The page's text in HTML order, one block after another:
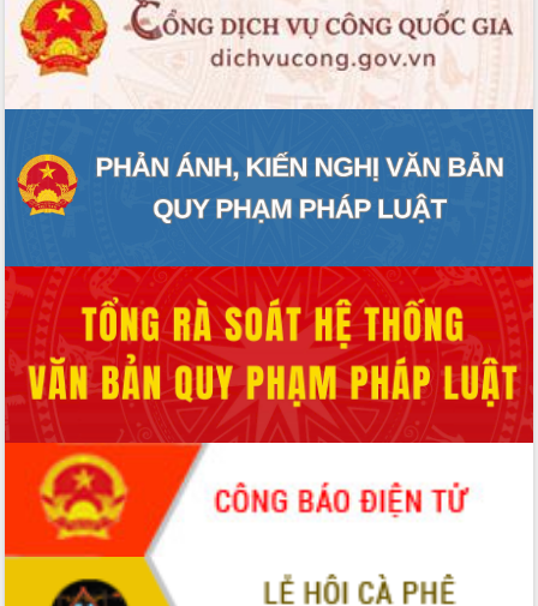
Đoàn đại biểu Quốc hội tỉnh Đắk Lắk
trao đổi thông tin trước Kỳ họp thứ
nhất, Quốc hội khóa XVI
Quyết liệt cải cách hành chính, khơi
thông nguồn lực phát triển
tỉnh thông qua hiện đại hóa hành chính
Xã Ea Phê gắn cải cách hành chính với
chuyển đổi số
Hồ Thị Nguyên Thảo làm việc tại Trung
tâm Phục vụ hành chính công xã Ea
Phê
Xây dựng nền hành chính số đồng
hành cùng nông dân dân, doanh nghiệp
Giai đoạn 2026-2030, Đắk Lắk phấn
đấu có 77% xã đạt chuẩn nông thôn
Chuyển đổi số 'mở đường' cho nông
nghiệp Đắk Lắk tăng trưởng bứt phá
Triển khai đồng bộ đo đạc, lập hồ sơ
địa chính, hoàn thiện cơ sở dữ liệu đất